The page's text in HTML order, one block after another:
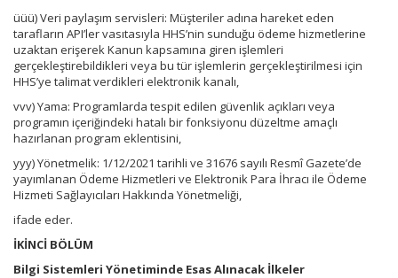
üüü) Veri paylaşım servisleri: Müşteriler adına hareket eden
tarafların API’ler vasıtasıyla HHS’nin sunduğu ödeme hizmetlerine
uzaktan erişerek Kanun kapsamına giren işlemleri
gerçekleştirebildikleri veya bu tür işlemlerin gerçekleştirilmesi için
HHS’ye talimat verdikleri elektronik kanalı,
vvv) Yama: Programlarda tespit edilen güvenlik açıkları veya
programın içeriğindeki hatalı bir fonksiyonu düzeltme amaçlı
hazırlanan program eklentisini,
yyy) Yönetmelik: 1/12/2021 tarihli ve 31676 sayılı Resmî Gazete’de
yayımlanan Ödeme Hizmetleri ve Elektronik Para İhracı ile Ödeme
Hizmeti Sağlayıcıları Hakkında Yönetmeliği,
ifade eder.
İKİNCİ BÖLÜM
Bilgi Sistemleri Yönetiminde Esas Alınacak İlkeler